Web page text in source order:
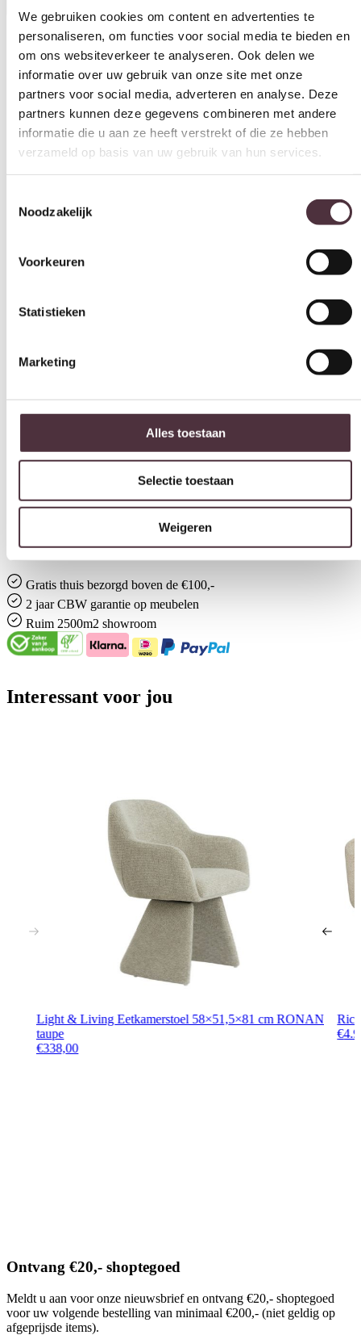
om ons websiteverkeer te analyseren. Ook delen we
informatie over uw gebruik van onze site met onze
partners voor social media, adverteren en analyse. Deze
partners kunnen deze gegevens combineren met andere
informatie die u aan ze heeft verstrekt of die ze hebben
verzameld op basis van uw gebruik van hun services.
Toestemmingsselectie
Noodzakelijk
Selectie toestaan
Weigeren
Materiaal
Stofsoort
puente stone 09
Kleur
Breedte (cm)
62,5 cm
Zithoogte (cm)
Merk
Gemonteerd geleverd
Nee (handgrepen en/of poten nog monteren)
All in house Just enjoy 5 jaar vlek en constructie garantie
Gratis thuis bezorgd boven de €100,-
2 jaar CBW garantie op meubelen
Ruim 2500m2 showroom
Interessant voor jou
Light & Living Eetkamerstoel 58×51,5×81 cm RONAN
taupe
€338,00
€
Ontvang €20,- shoptegoed
Meldt u aan voor onze nieuwsbrief en ontvang €20,- shoptegoed
voor uw volgende bestelling van minimaal €200,- (niet geldig op
afgeprijsde items).